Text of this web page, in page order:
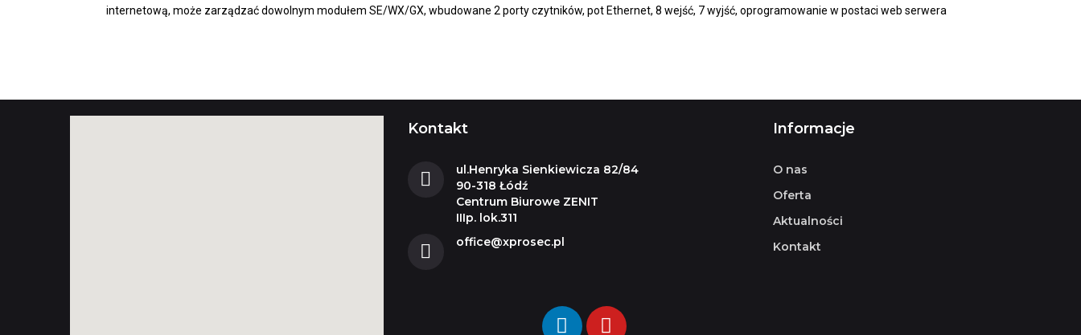
internetową, może zarządzać dowolnym modułem SE/WX/GX, wbudowane 2 porty czytników, pot Ethernet, 8 wejść, 7 wyjść, oprogramowanie w postaci web serwera
Kontakt
ul.Henryka Sienkiewicza 82/84
90-318 Łódź
Centrum Biurowe ZENIT
IIIp. lok.311
office@xprosec.pl
Informacje
O nas
Oferta
Aktualności
Kontakt